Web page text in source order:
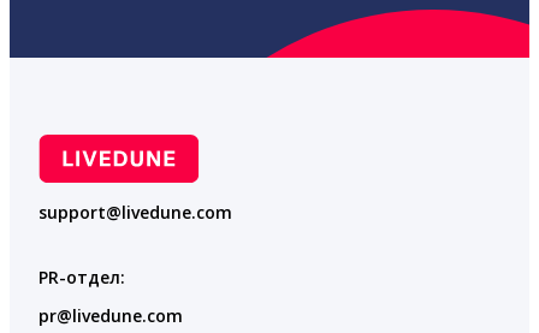
support@livedune.com
PR-отдел:
pr@livedune.com